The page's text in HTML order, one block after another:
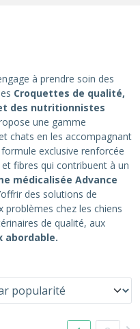
à prendre soin des
Croquettes de qualité,
des nutritionnistes
une gamme
chats en les accompagnant
exclusive renforcée
fibres qui contribuent à un
médicalisée Advance
des solutions de
chez les chiens
de qualité, aux
abordable.